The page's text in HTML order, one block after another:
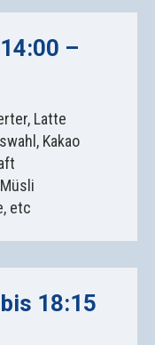
–
Latte
Kakao
etc
18:15